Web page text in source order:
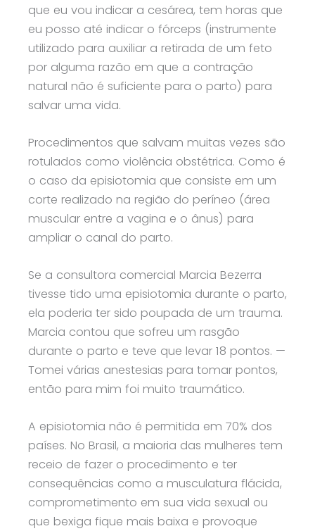
que eu vou indicar a cesárea, tem horas que
eu posso até indicar o fórceps (instrumente
utilizado para auxiliar a retirada de um feto
por alguma razão em que a contração
natural não é suficiente para o parto) para
salvar uma vida.
Procedimentos que salvam muitas vezes são
rotulados como violência obstétrica. Como é
o caso da episiotomia que consiste em um
corte realizado na região do períneo (área
muscular entre a vagina e o ânus) para
ampliar o canal do parto.
Se a consultora comercial Marcia Bezerra
tivesse tido uma episiotomia durante o parto,
ela poderia ter sido poupada de um trauma.
Marcia contou que sofreu um rasgão
durante o parto e teve que levar 18 pontos. —
Tomei várias anestesias para tomar pontos,
então para mim foi muito traumático.
A episiotomia não é permitida em 70% dos
países. No Brasil, a maioria das mulheres tem
receio de fazer o procedimento e ter
consequências como a musculatura flácida,
comprometimento em sua vida sexual ou
que bexiga fique mais baixa e provoque